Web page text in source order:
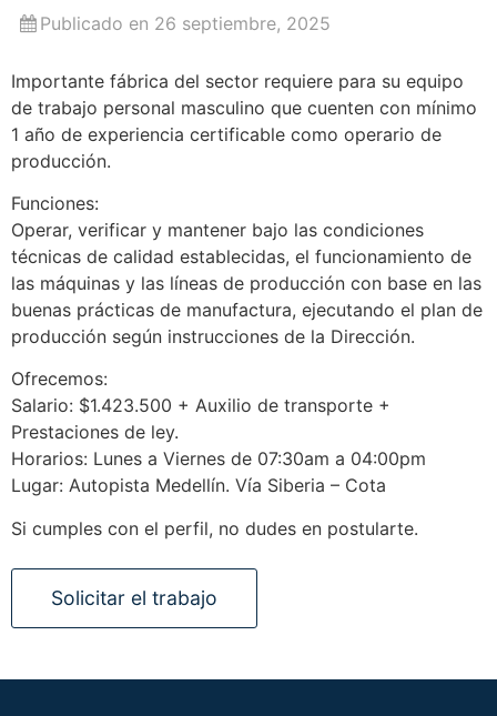
Publicado en 26 septiembre, 2025
Importante fábrica del sector requiere para su equipo
de trabajo personal masculino que cuenten con mínimo
1 año de experiencia certificable como operario de
producción.
Funciones:
Operar, verificar y mantener bajo las condiciones
técnicas de calidad establecidas, el funcionamiento de
las máquinas y las líneas de producción con base en las
buenas prácticas de manufactura, ejecutando el plan de
producción según instrucciones de la Dirección.
Ofrecemos:
Salario: $1.423.500 + Auxilio de transporte +
Prestaciones de ley.
Horarios: Lunes a Viernes de 07:30am a 04:00pm
Lugar: Autopista Medellín. Vía Siberia – Cota
Si cumples con el perfil, no dudes en postularte.